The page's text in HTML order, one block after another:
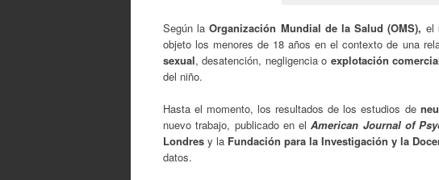
Según laOrganización Mundial de la Salud (OMS), el
objeto los menores de 18 años en el contexto de una
sexual, desatención, negligencia o explotación
del niño.
Hasta el momento, los resultados de los estudios de
nuevo trabajo, publicado en elAmerican Journal of
Londres y la Fundación para la Investigación y la
datos.